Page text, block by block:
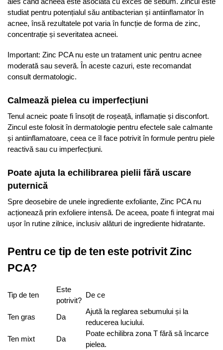
studiat pentru potențialul său antibacterian și antiinflamator în
acnee, însă rezultatele pot varia în funcție de forma de zinc,
concentrație și severitatea acneei.
Important: Zinc PCA nu este un tratament unic pentru acnee
moderată sau severă. În aceste cazuri, este recomandat
consult dermatologic.
Calmează pielea cu imperfecțiuni
Tenul acneic poate fi însoțit de roșeață, inflamație și disconfort.
Zincul este folosit în dermatologie pentru efectele sale calmante
și antiinflamatoare, ceea ce îl face potrivit în formule pentru piele
reactivă sau cu imperfecțiuni.
Poate ajuta la echilibrarea pielii fără uscare
puternică
Spre deosebire de unele ingrediente exfoliante, Zinc PCA nu
acționează prin exfoliere intensă. De aceea, poate fi integrat mai
ușor în rutine zilnice, inclusiv alături de ingrediente hidratante.
Pentru ce tip de ten este potrivit Zinc
PCA?
Tip de ten
Este
potrivit?
De ce
Ten gras Da
Ajută la reglarea sebumului și la
reducerea luciului.
Ten mixt
Da
Poate echilibra zona T fără să încarce
pielea.